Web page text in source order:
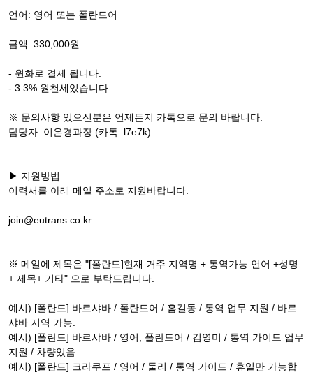
언어: 영어 또는 폴란드어
금액: 330,000원
- 원화로 결제 됩니다.
- 3.3% 원천세있습니다.
※ 문의사항 있으신분은 언제든지 카톡으로 문의 바랍니다.
담당자: 이은경과장 (카톡: l7e7k)
▶ 지원방법:
이력서를 아래 메일 주소로 지원바랍니다.
join@eutrans.co.kr
※ 메일에 제목은 "[폴란드]현재 거주 지역명 + 통역가능 언어 +성명
+ 제목+ 기타" 으로 부탁드립니다.
예시) [폴란드] 바르샤바 / 폴란드어 / 홈길동 / 통역 업무 지원 / 바르
샤바 지역 가능.
예시) [폴란드] 바르샤바 / 영어, 폴란드어 / 김영미 / 통역 가이드 업무
지원 / 차량있음.
예시) [폴란드] 크라쿠프 / 영어 / 둘리 / 통역 가이드 / 휴일만 가능합